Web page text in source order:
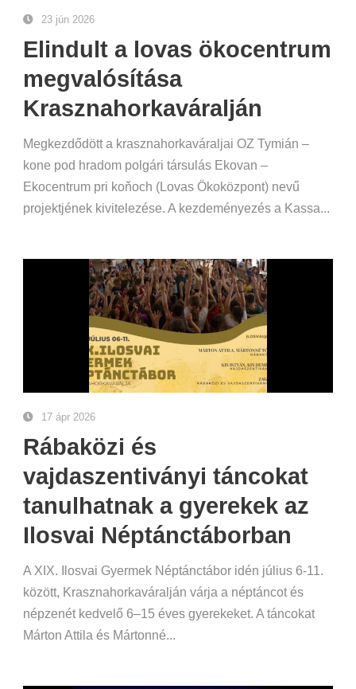
23 jún 2026
Elindult a lovas ökocentrum
megvalósítása
Krasznahorkaváralján
Megkezdődött a krasznahorkaváraljai OZ Tymián –
kone pod hradom polgári társulás Ekovan –
Ekocentrum pri koňoch (Lovas Ökoközpont) nevű
projektjének kivitelezése. A kezdeményezés a Kassa...
17 ápr 2026
Rábaközi és
vajdaszentiványi táncokat
tanulhatnak a gyerekek az
Ilosvai Néptánctáborban
A XIX. Ilosvai Gyermek Néptánctábor idén július 6-11.
között, Krasznahorkaváralján várja a néptáncot és
népzenét kedvelő 6–15 éves gyerekeket. A táncokat
Márton Attila és Mártonné...